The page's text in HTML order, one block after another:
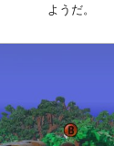
ようだ。